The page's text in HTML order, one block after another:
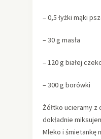
– 0,5 łyżki mąki
– 30 g masła
– 120 g białej
– 300 g borówki
Żółtko ucieramy z
dokładnie
Mleko i śmietankę